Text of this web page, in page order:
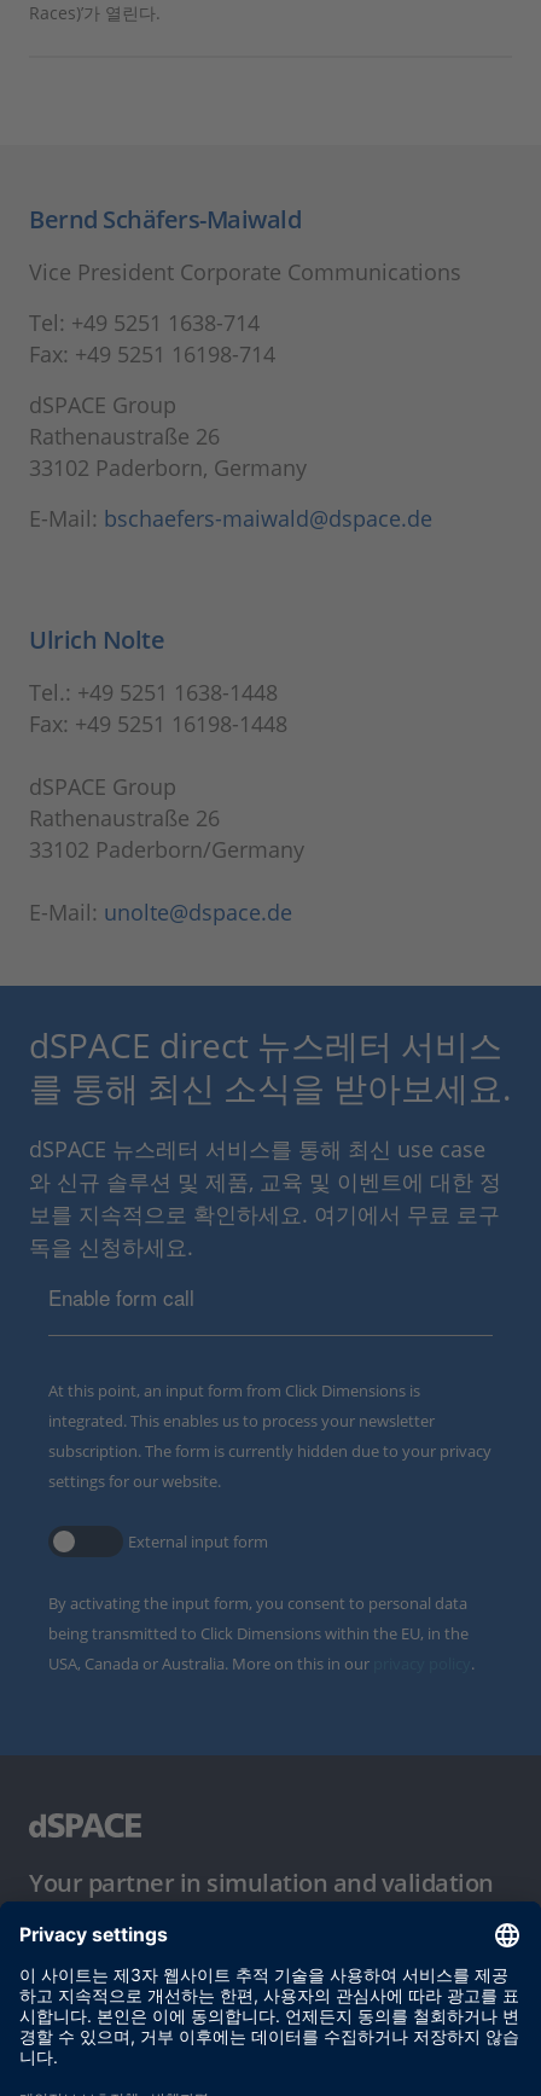
Races)’가 열린다.
Bernd Schäfers-Maiwald
Vice President Corporate Communications
Tel: +49 5251 1638-714
Fax: +49 5251 16198-714
dSPACE Group
Rathenaustraße 26
33102 Paderborn, Germany
E-Mail: bschaefers-maiwald@dspace.de
Ulrich Nolte
Tel.: +49 5251 1638-1448
Fax: +49 5251 16198-1448
dSPACE Group
Rathenaustraße 26
33102 Paderborn/Germany
E-Mail: unolte@dspace.de
dSPACE direct 뉴스레터 서비스
를 통해 최신 소식을 받아보세요.
dSPACE 뉴스레터 서비스를 통해 최신 use case
와 신규 솔루션 및 제품, 교육 및 이벤트에 대한 정
보를 지속적으로 확인하세요. 여기에서 무료 로구
독을 신청하세요.
Enable form call
At this point, an input form from Click Dimensions is
integrated. This enables us to process your newsletter
subscription. The form is currently hidden due to your privacy
settings for our website.
External input form
By activating the input form, you consent to personal data
being transmitted to Click Dimensions within the EU, in the
USA, Canada or Australia. More on this in our
.
Your partner in simulation and validation
이용 약관
개인정보 보호정책